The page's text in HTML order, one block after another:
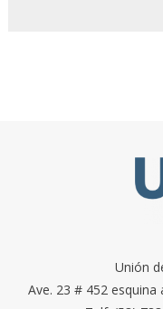
Unión
Ave. 23 # 452 esquina